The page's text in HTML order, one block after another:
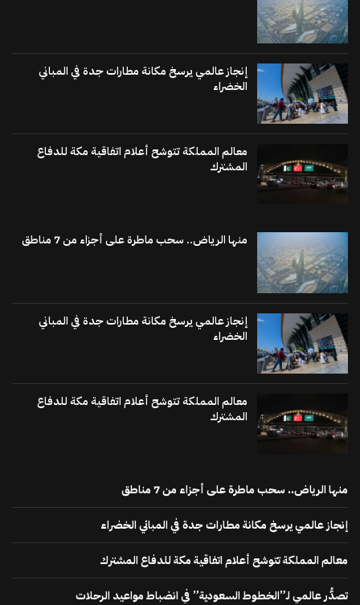
إنجاز عالمي يرسخ مكانة مطارات جدة في المباني
الخضراء
معالم المملكة تتوشح أعلام اتفاقية مكة للدفاع
المشترك
منها الرياض.. سحب ماطرة على أجزاء من 7 مناطق
إنجاز عالمي يرسخ مكانة مطارات جدة في المباني
الخضراء
معالم المملكة تتوشح أعلام اتفاقية مكة للدفاع
المشترك
منها الرياض.. سحب ماطرة على أجزاء من 7 مناطق
إنجاز عالمي يرسخ مكانة مطارات جدة في المباني الخضراء
معالم المملكة تتوشح أعلام اتفاقية مكة للدفاع المشترك
تصدُّر عالمي لـ”الخطوط السعودية” في انضباط مواعيد الرحلات